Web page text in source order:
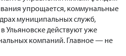
упрощается, коммунальные
муниципальных служб,
Ульяновске действуют уже
компаний. Главное — не